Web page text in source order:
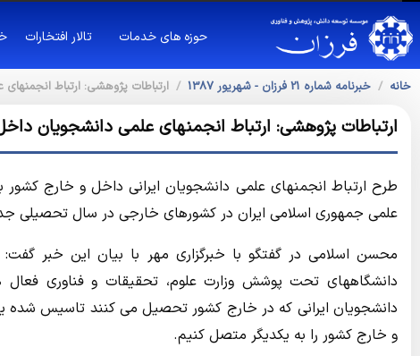
حوزه های خدمات تالار افتخارات
خانه خبرنامه شماره 21 فرزان - شهريور 1387 ارتباطات پژوهشی: ارتباط
ارتباطات پژوهشی: ارتباط انجمنهای علمی دانشجویان
طرح ارتباط انجمنهای علمی دانشجویان ایرانی داخل و خارج
علمی جمهوری اسلامی ایران در کشورهای خارجی در سال تحصیلی
دانشگاههای تحت پوشش وزارت علوم، تحقیقات و فناوری
دانشجویان ایرانی که در خارج کشور تحصیل می کنند تاسیس شده
و خارج کشور را به یکدیگر متصل کنیم.